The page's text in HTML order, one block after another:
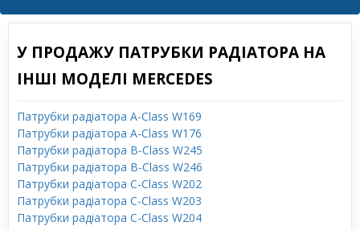
У ПРОДАЖУ ПАТРУБКИ РАДІАТОРА НА
ІНШІ МОДЕЛІ MERCEDES
Патрубки радіатора A-Class W169
Патрубки радіатора A-Class W176
Патрубки радіатора B-Class W245
Патрубки радіатора B-Class W246
Патрубки радіатора C-Class W202
Патрубки радіатора C-Class W203
Патрубки радіатора C-Class W204